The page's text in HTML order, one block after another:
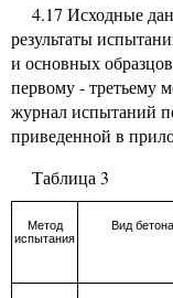
4.17 Исходные
результаты
и основных
первому - третьему
журнал испытаний
приведенной в
Таблица 3
Метод
испытания
Вид бетона